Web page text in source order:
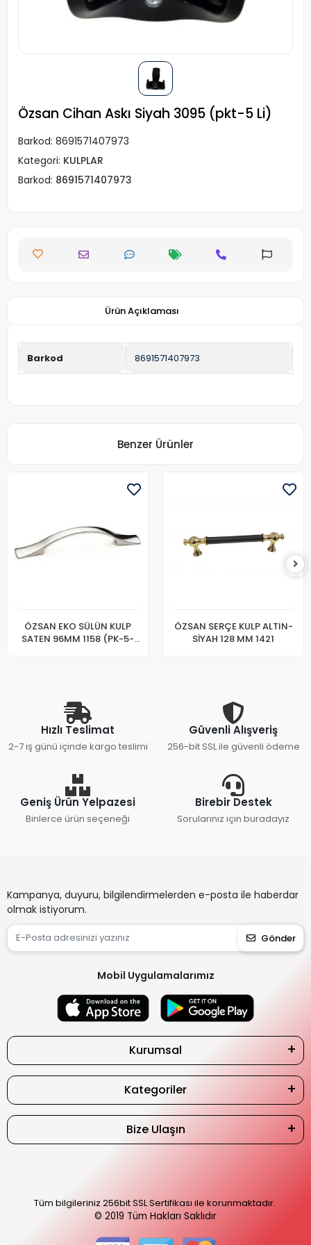
Özsan Cihan Askı Siyah 3095 (pkt-5 Li)
Barkod: 8691571407973
Kategori: KULPLAR
Barkod: 8691571407973
Ürün Açıklaması
Barkod 8691571407973
Benzer Ürünler
ÖZSAN EKO SÜLÜN KULP
SATEN 96MM 1158 (PK-5-
ÖZSAN SERÇE KULP ALTIN-
SİYAH 128 MM 1421
Hızlı Teslimat
2-7 iş günü içinde kargo teslimi
Güvenli Alışveriş
256-bit SSL ile güvenli ödeme
Geniş Ürün Yelpazesi
Binlerce ürün seçeneği
Birebir Destek
Sorularınız için buradayız
Kampanya, duyuru, bilgilendirmelerden e-posta ile haberdar
olmak istiyorum.
Gönder
Mobil Uygulamalarımız
Kurumsal
Kategoriler
Bize Ulaşın
Tüm bilgileriniz 256bit SSL Sertifikası ile korunmaktadır.
© 2019 Tüm Hakları Saklıdır